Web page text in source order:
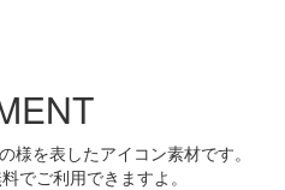
を表したアイコン素材です。
でご利用できますよ。